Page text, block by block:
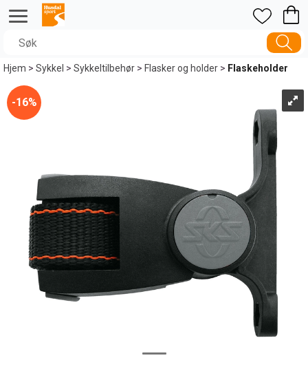
Hjem>Sykkel >Sykkeltilbehør>Flasker og holder> Flaskeholder
16%